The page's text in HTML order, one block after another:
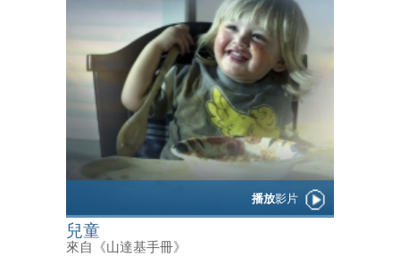
播放影片
兒童
來自《山達基手冊》